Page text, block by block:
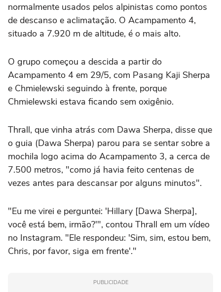
normalmente usados pelos alpinistas como pontos
de descanso e aclimatação. O Acampamento 4,
situado a 7.920 m de altitude, é o mais alto.
O grupo começou a descida a partir do
Acampamento 4 em 29/5, com Pasang Kaji Sherpa
e Chmielewski seguindo à frente, porque
Chmielewski estava ficando sem oxigênio.
Thrall, que vinha atrás com Dawa Sherpa, disse que
o guia (Dawa Sherpa) parou para se sentar sobre a
mochila logo acima do Acampamento 3, a cerca de
7.500 metros, "como já havia feito centenas de
vezes antes para descansar por alguns minutos".
"Eu me virei e perguntei: 'Hillary [Dawa Sherpa],
você está bem, irmão?'", contou Thrall em um vídeo
no Instagram. "Ele respondeu: 'Sim, sim, estou bem,
Chris, por favor, siga em frente'."
PUBLICIDADE